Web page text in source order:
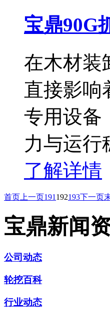
宝鼎90G
在木材装
直接影响
专用设备
力与运行
了解详情
首页 上一页191 192193下一页
宝鼎新闻
公司动态
轮挖百科
行业动态